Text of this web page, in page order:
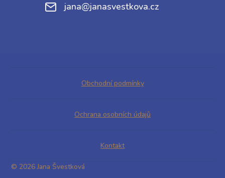
jana@janasvestkova.cz
Obchodní podmínky
Ochrana osobních údajů
Kontakt
© 2026 Jana Švestková